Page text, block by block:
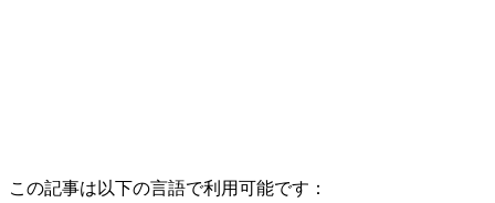
この記事は以下の言語で利用可能です：